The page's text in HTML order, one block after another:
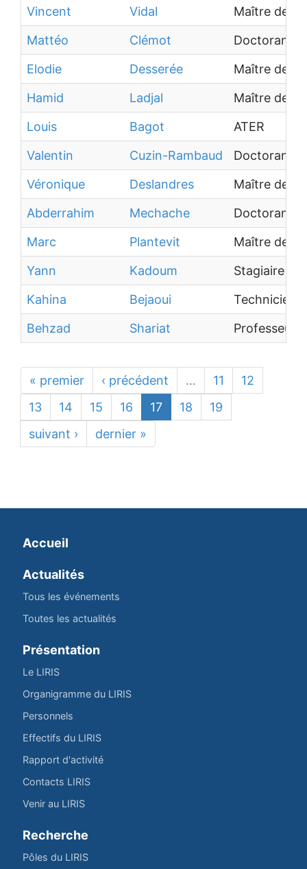
Vincent
Vidal
Maître de
Mattéo
Clémot
Doctorant
Elodie
Desserée
Maître de
Hamid
Ladjal
Maître de
Louis
Bagot
ATER
Valentin
Cuzin-Rambaud
Doctorant
Véronique
Deslandres
Maître de
Abderrahim
Mechache
Doctorant
Marc
Plantevit
Maître de
Yann
Kadoum
Stagiaire
Kahina
Bejaoui
Technicien
Behzad
Shariat Professeur
« premier ‹ précédent … 11
12
13
14 15 16 17 18
19
suivant ›
dernier »
Accueil
Actualités
Tous les événements
Toutes les actualités
Présentation
Le LIRIS
Organigramme du LIRIS
Personnels
Effectifs du LIRIS
Rapport d'activité
Contacts LIRIS
Venir au LIRIS
Recherche
Pôles du LIRIS